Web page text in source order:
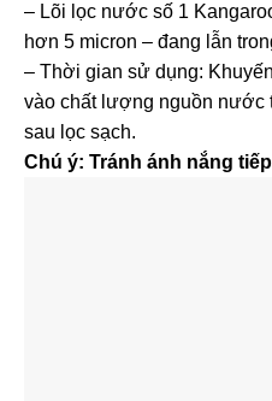
– Lõi lọc nước số 1
hơn 5 micron – đang lẫn
– Thời gian sử dụng:
vào chất lượng nguồn nước
sau lọc sạch.
Chú ý: Tránh ánh nắng